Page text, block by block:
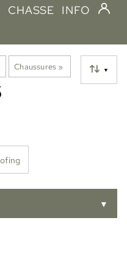
CHASSE INFO
Chaussures ‪» ▼
▼